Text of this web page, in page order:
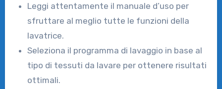
Leggi attentamente il manuale d’uso per
sfruttare al meglio tutte le funzioni della
lavatrice.
Seleziona il programma di lavaggio in base al
tipo di tessuti da lavare per ottenere risultati
ottimali.